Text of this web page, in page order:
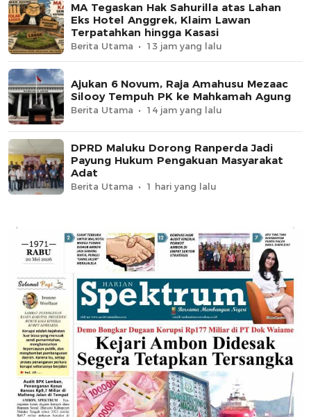
MA Tegaskan Hak Sahurilla atas Lahan
Eks Hotel Anggrek, Klaim Lawan
Terpatahkan hingga Kasasi
Berita Utama 13 jam yang lalu
Ajukan 6 Novum, Raja Amahusu Mezaac
Silooy Tempuh PK ke Mahkamah Agung
Berita Utama 14 jam yang lalu
DPRD Maluku Dorong Ranperda Jadi
Payung Hukum Pengakuan Masyarakat
Adat
Berita Utama 1 hari yang lalu